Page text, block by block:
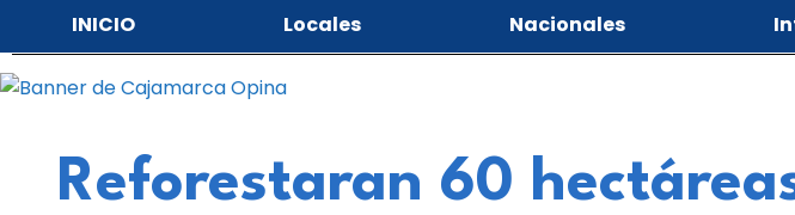
INICIO Locales Nacionales
Reforestaran 60